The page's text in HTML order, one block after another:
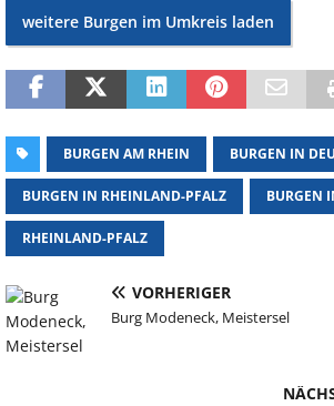
weitere Burgen im Umkreis laden
BURGEN AM RHEIN BURGEN IN
BURGEN IN RHEINLAND-PFALZ BURGEN
RHEINLAND-PFALZ
VORHERIGER
Burg Modeneck, Meistersel